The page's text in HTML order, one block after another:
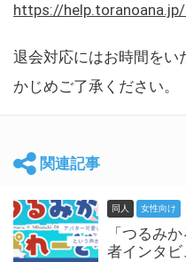
https://
退会対応にはお時間をい
かじめご了承ください。
関連記事
同人 女性向け
「つるみ
者インタ